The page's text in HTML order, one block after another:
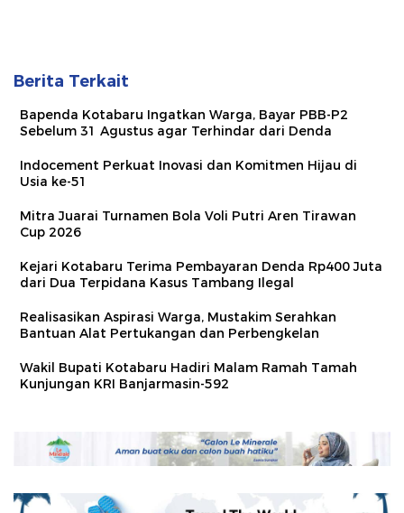
Berita Terkait
Bapenda Kotabaru Ingatkan Warga, Bayar PBB-P2
Sebelum 31 Agustus agar Terhindar dari Denda
Indocement Perkuat Inovasi dan Komitmen Hijau di
Usia ke-51
Mitra Juarai Turnamen Bola Voli Putri Aren Tirawan
Cup 2026
Kejari Kotabaru Terima Pembayaran Denda Rp400 Juta
dari Dua Terpidana Kasus Tambang Ilegal
Realisasikan Aspirasi Warga, Mustakim Serahkan
Bantuan Alat Pertukangan dan Perbengkelan
Wakil Bupati Kotabaru Hadiri Malam Ramah Tamah
Kunjungan KRI Banjarmasin-592